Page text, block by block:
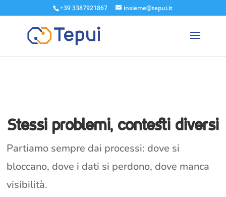
+39 3387921867 insieme@tepui.it
Stessi problemi, contesti diversi
Partiamo sempre dai processi: dove si
bloccano, dove i dati si perdono, dove manca
visibilità.